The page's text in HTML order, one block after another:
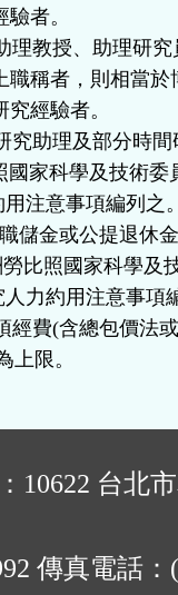
者。
教授、助理研究
職稱者，則相當於
經驗者。
究助理及部分時
國家科學及技術委
注意事項編列之
儲金或公提退休
比照國家科學及
力約用注意事項
經費(含總包價法
上限。
10622 台北
傳真電話：